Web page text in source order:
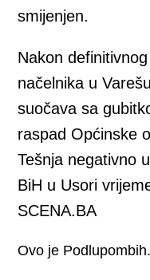
smijenjen.
Nakon
načelnika u
suočava sa
raspad Općinske
Tešnja negativno
BiH u Usori
SCENA.BA
Ovo je